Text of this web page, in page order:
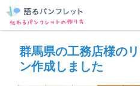
群馬県の工務店様の
ン作成しました